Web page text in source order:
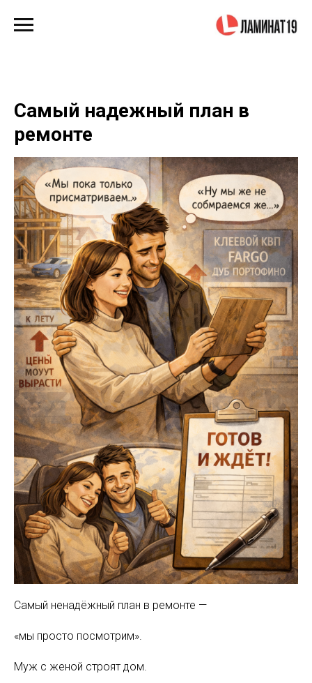
Самый надежный план в
ремонте
Самый ненадёжный план в ремонте —
«мы просто посмотрим».
Муж с женой строят дом.